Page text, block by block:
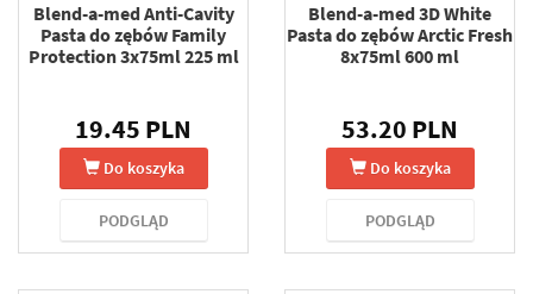
Blend-a-med Anti-Cavity
Pasta do zębów Family
Protection 3x75ml 225 ml
19.45 PLN
Do koszyka
PODGLĄD
Blend-a-med 3D White
Pasta do zębów Arctic Fresh
8x75ml 600 ml
53.20 PLN
Do koszyka
PODGLĄD